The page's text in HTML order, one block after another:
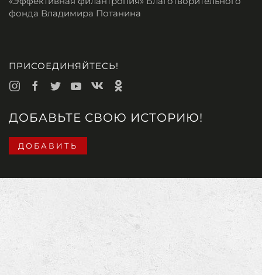
фонда Владимира Потанина
ПРИСОЕДИНЯЙТЕСЬ!
ДОБАВЬТЕ СВОЮ ИСТОРИЮ!
ДОБАВИТЬ